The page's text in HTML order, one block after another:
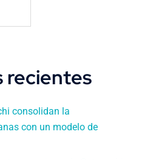
recientes
consolidan la
con un modelo de